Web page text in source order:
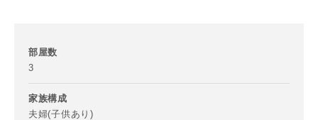
部屋数
3
家族構成
夫婦(子供あり)